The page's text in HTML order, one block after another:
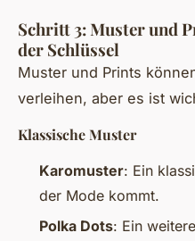
Schritt 3: Muster und
der Schlüssel
Muster und Prints
verleihen, aber es ist
Klassische Muster
Karomuster: Ein
der Mode kommt.
Polka Dots: Ein